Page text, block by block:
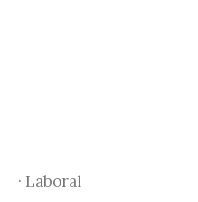
· Laboral